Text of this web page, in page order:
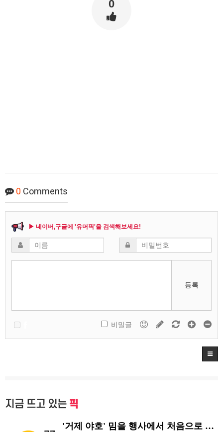
0
0 Comments
▶ 네이버,구글에 '유머픽'을 검색해보세요!
등록
비밀글
지금 뜨고 있는 픽
'거제 야호' 밈을 행사에서 처음으로 체감하는 리센느